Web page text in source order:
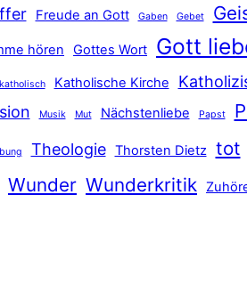
Freude an Gott Gaben Gebet
hören Gottes Wort Gott
katholisch Katholische Kirche
Musik Mut Nächstenliebe Papst
Theologie Thorsten Dietz tot
Wunder Wunderkritik